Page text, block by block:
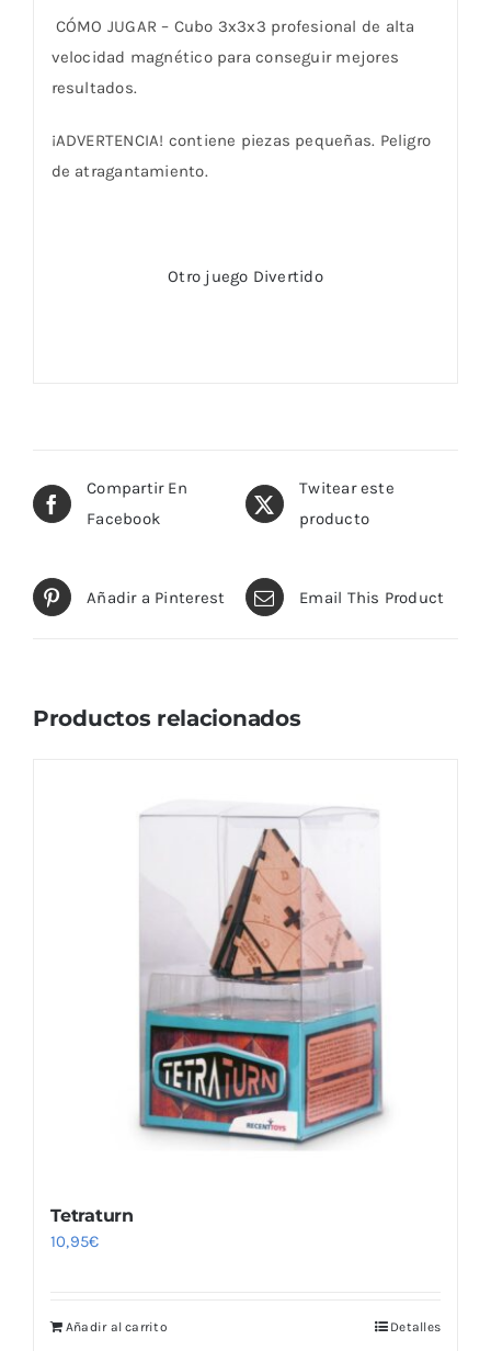
CÓMO JUGAR – Cubo 3x3x3 profesional de alta
velocidad magnético para conseguir mejores
resultados.
¡ADVERTENCIA! contiene piezas pequeñas. Peligro
de atragantamiento.
Otro juego Divertido
Compartir En
Facebook
Twitear este
producto
Añadir a Pinterest Email This Product
Productos relacionados
Tetraturn
10,95€
Añadir al carrito Detalles